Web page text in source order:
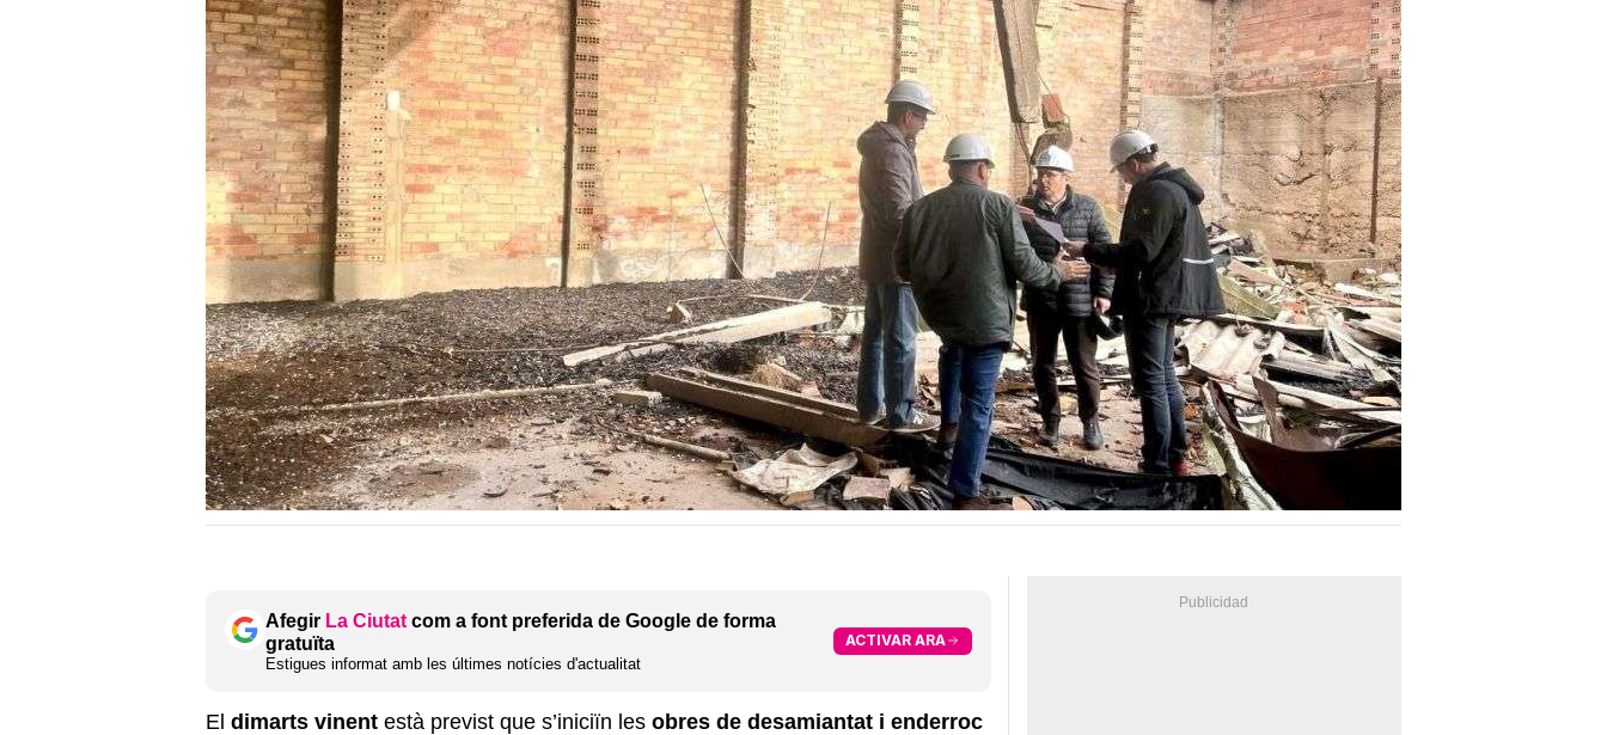
Afegir La Ciutat com a font preferida de Google de forma
gratuïta
Estigues informat amb les últimes notícies d'actualitat
ACTIVAR ARA
El dimarts vinent està previst que s’iniciïn les obres de desamiantat i enderroc